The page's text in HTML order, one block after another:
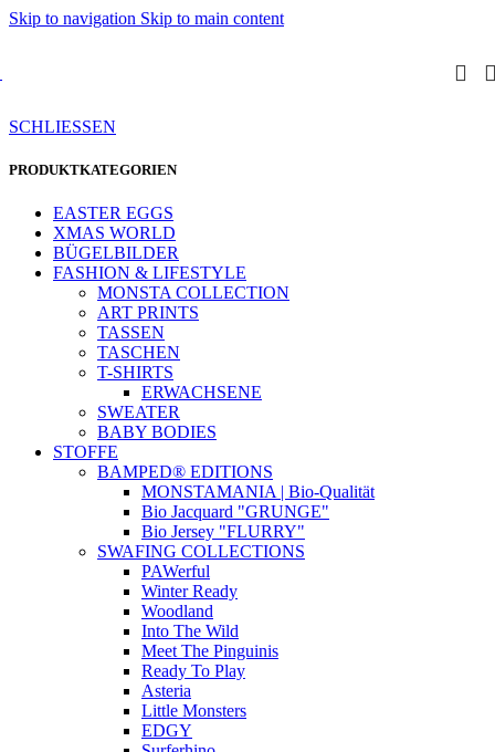
Skip to navigation Skip to main content
SCHLIESSEN
PRODUKTKATEGORIEN
EASTER EGGS
XMAS WORLD
BÜGELBILDER
FASHION & LIFESTYLE
MONSTA COLLECTION
ART PRINTS
TASSEN
TASCHEN
T-SHIRTS
ERWACHSENE
SWEATER
BABY BODIES
STOFFE
BAMPED® EDITIONS
MONSTAMANIA | Bio-Qualität
Bio Jacquard "GRUNGE"
Bio Jersey "FLURRY"
SWAFING COLLECTIONS
PAWerful
Winter Ready
Woodland
Into The Wild
Meet The Pinguinis
Ready To Play
Asteria
Little Monsters
EDGY